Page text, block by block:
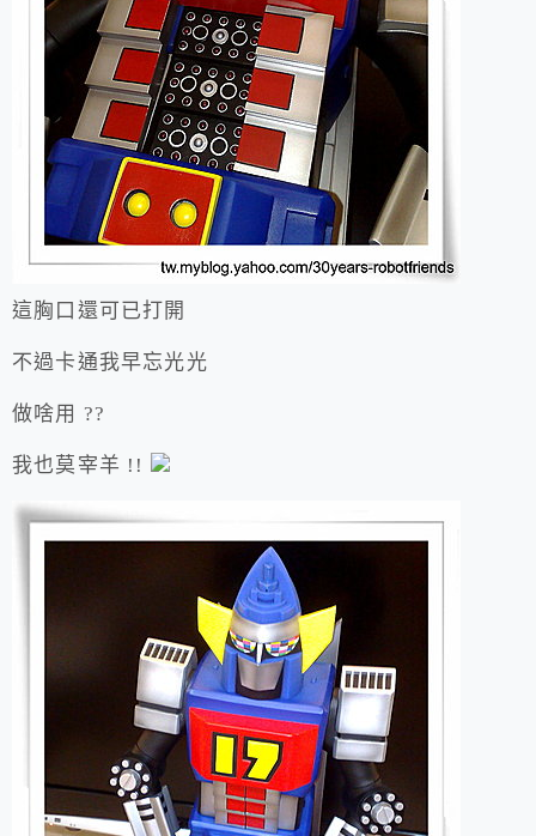
這胸口還可已打開
不過卡通我早忘光光
做啥用 ??
我也莫宰羊 !!